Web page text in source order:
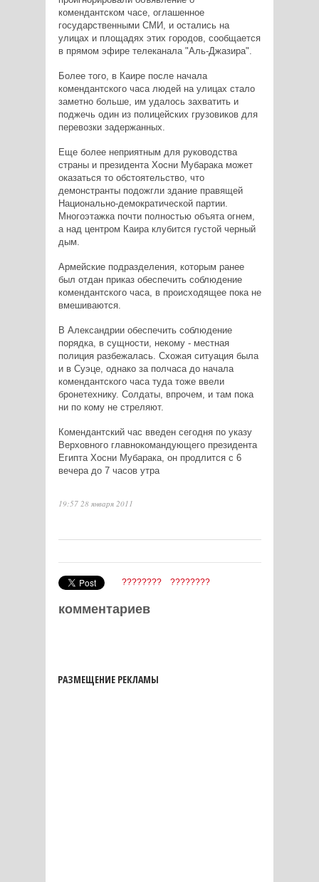
комендантском часе, оглашенное
государственными СМИ, и остались на
улицах и площадях этих городов, сообщается
в прямом эфире телеканала "Аль-Джазира".
Более того, в Каире после начала
комендантского часа людей на улицах стало
заметно больше, им удалось захватить и
поджечь один из полицейских грузовиков для
перевозки задержанных.
Еще более неприятным для руководства
страны и президента Хосни Мубарака может
оказаться то обстоятельство, что
демонстранты подожгли здание правящей
Национально-демократической партии.
Многоэтажка почти полностью объята огнем,
а над центром Каира клубится густой черный
дым.
Армейские подразделения, которым ранее
был отдан приказ обеспечить соблюдение
комендантского часа, в происходящее пока не
вмешиваются.
В Александрии обеспечить соблюдение
порядка, в сущности, некому - местная
полиция разбежалась. Схожая ситуация была
и в Суэце, однако за полчаса до начала
комендантского часа туда тоже ввели
бронетехнику. Солдаты, впрочем, и там пока
ни по кому не стреляют.
Комендантский час введен сегодня по указу
Верховного главнокомандующего президента
Египта Хосни Мубарака, он продлится с 6
вечера до 7 часов утра
19:57 28 января 2011
???????? ????????
комментариев
РАЗМЕЩЕНИЕ РЕКЛАМЫ